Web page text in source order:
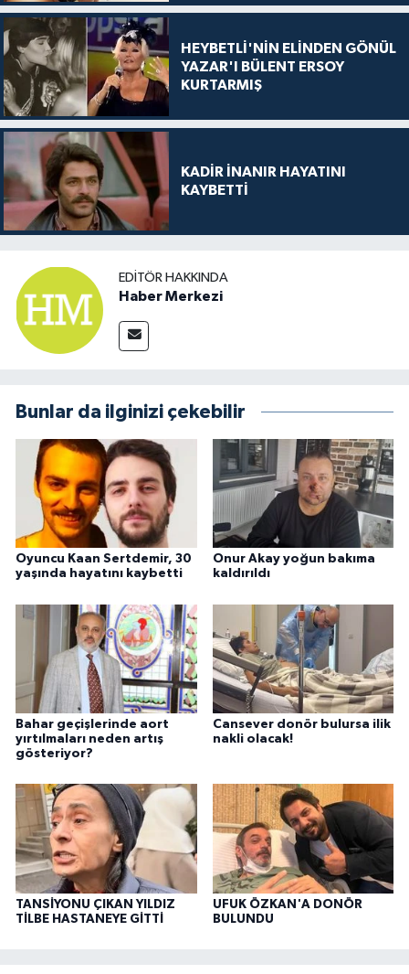
HEYBETLİ'NİN ELİNDEN GÖNÜL
YAZAR'I BÜLENT ERSOY
KURTARMIŞ
KADİR İNANIR HAYATINI
KAYBETTİ
EDITÖR HAKKINDA
Haber Merkezi
Bunlar da ilginizi çekebilir
Oyuncu Kaan Sertdemir, 30
yaşında hayatını kaybetti
Onur Akay yoğun bakıma
kaldırıldı
Bahar geçişlerinde aort
yırtılmaları neden artış
gösteriyor?
Cansever donör bulursa ilik
nakli olacak!
TANSİYONU ÇIKAN YILDIZ
TİLBE HASTANEYE GİTTİ
UFUK ÖZKAN'A DONÖR
BULUNDU